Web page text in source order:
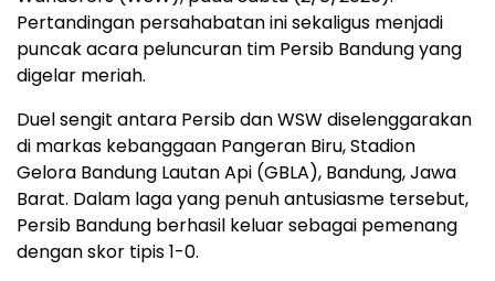
Pertandingan persahabatan ini sekaligus menjadi
puncak acara peluncuran tim Persib Bandung yang
digelar meriah.
Duel sengit antara Persib dan WSW diselenggarakan
di markas kebanggaan Pangeran Biru, Stadion
Gelora Bandung Lautan Api (GBLA), Bandung, Jawa
Barat. Dalam laga yang penuh antusiasme tersebut,
Persib Bandung berhasil keluar sebagai pemenang
dengan skor tipis 1-0.